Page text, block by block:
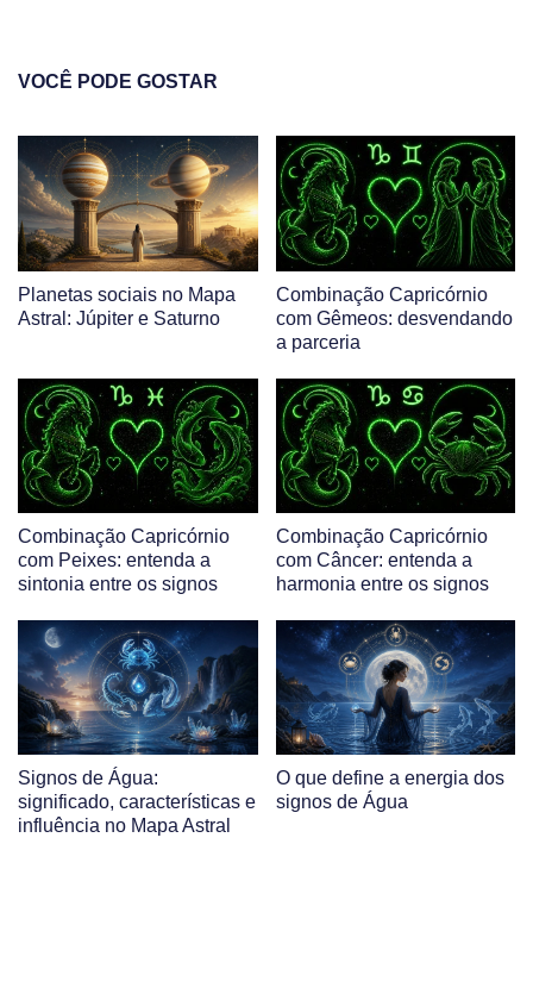
VOCÊ PODE GOSTAR
Planetas sociais no Mapa
Astral: Júpiter e Saturno
Combinação Capricórnio
com Gêmeos: desvendando
a parceria
Combinação Capricórnio
com Peixes: entenda a
sintonia entre os signos
Combinação Capricórnio
com Câncer: entenda a
harmonia entre os signos
Signos de Água:
significado, características e
influência no Mapa Astral
O que define a energia dos
signos de Água